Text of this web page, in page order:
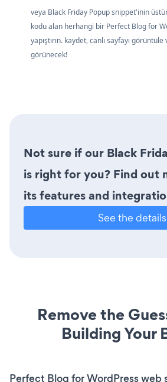
veya Black Friday Popup snippet'inin
kodu alan herhangi bir Perfect Blog for
yapıştırın. kaydet, canlı sayfayı
görünecek!
Not sure if our Black
is right for you? Find out
its features and
See the details
Remove the
Building Your
Perfect Blog for WordPress web